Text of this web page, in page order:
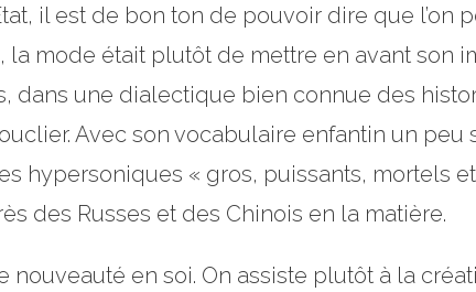
il est de bon ton de pouvoir dire que l’on
la mode était plutôt de mettre en avant
dans une dialectique bien connue des
Avec son vocabulaire enfantin un
hypersoniques « gros, puissants, mortels
des Russes et des Chinois en la matière.
nouveauté en soi. On assiste plutôt à la